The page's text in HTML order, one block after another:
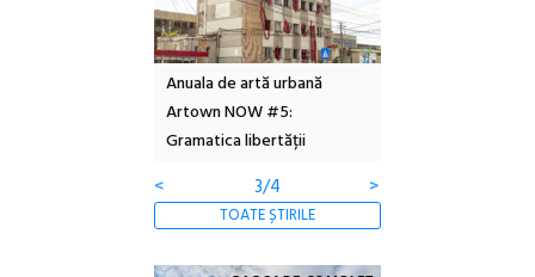
Anuala de artă urbană
Artown NOW #5:
Gramatica libertății
<
3/4 >
TOATE ȘTIRILE